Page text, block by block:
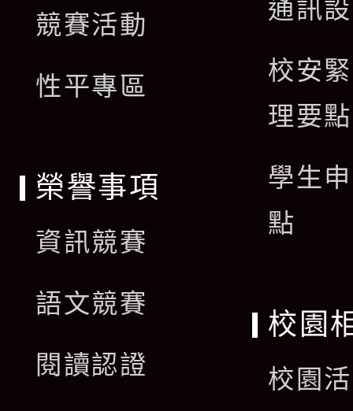
競賽活動
性平專區
通訊
校安
理要點
學生
點
榮譽事項
資訊競賽
語文競賽
閱讀認證
校園
校園